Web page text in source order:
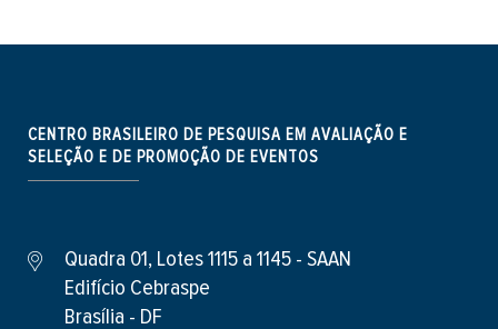
CENTRO BRASILEIRO DE PESQUISA EM AVALIAÇÃO E
SELEÇÃO E DE PROMOÇÃO DE EVENTOS
Quadra 01, Lotes 1115 a 1145 - SAAN
Edifício Cebraspe
Brasília - DF